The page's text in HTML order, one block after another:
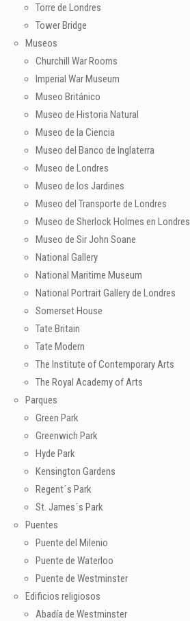
Torre de Londres
Tower Bridge
Museos
Churchill War Rooms
Imperial War Museum
Museo Británico
Museo de Historia Natural
Museo de la Ciencia
Museo del Banco de Inglaterra
Museo de Londres
Museo de los Jardines
Museo del Transporte de Londres
Museo de Sherlock Holmes en Londres
Museo de Sir John Soane
National Gallery
National Maritime Museum
National Portrait Gallery de Londres
Somerset House
Tate Britain
Tate Modern
The Institute of Contemporary Arts
The Royal Academy of Arts
Parques
Green Park
Greenwich Park
Hyde Park
Kensington Gardens
Regent´s Park
St. James´s Park
Puentes
Puente del Milenio
Puente de Waterloo
Puente de Westminster
Edificios religiosos
Abadía de Westminster